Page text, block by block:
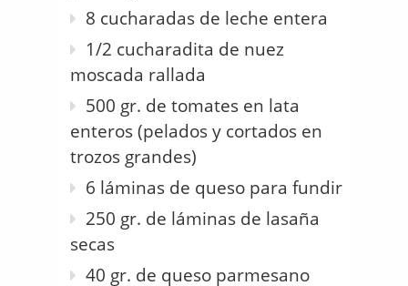
8 cucharadas de leche entera
1/2 cucharadita de nuez
moscada rallada
500 gr. de tomates en lata
enteros (pelados y cortados en
trozos grandes)
6 láminas de queso para fundir
250 gr. de láminas de lasaña
secas
40 gr. de queso parmesano